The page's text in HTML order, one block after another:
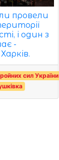
провели
і один з
-
сил України